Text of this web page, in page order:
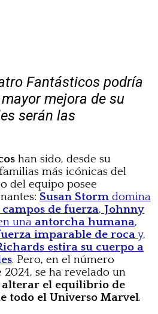
Fantásticos podría
mejora de su
serán las
han sido, desde su
más icónicas del
del equipo posee
Susan Storm domina
campos de fuerza, Johnny
una antorcha humana,
imparable de rocay,
estira su cuerpo a
. Pero, en el número
se ha revelado un
el equilibrio de
todo el Universo Marvel.